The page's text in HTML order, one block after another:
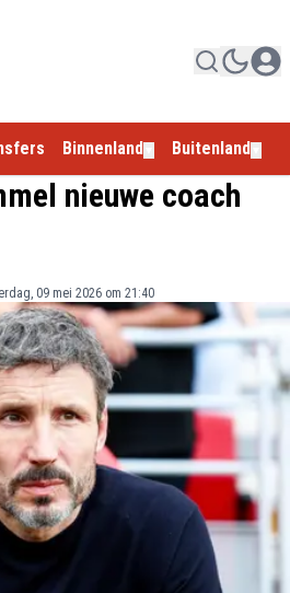
Binnenland Buitenland
nieuwe coach
09 mei 2026 om 21:40